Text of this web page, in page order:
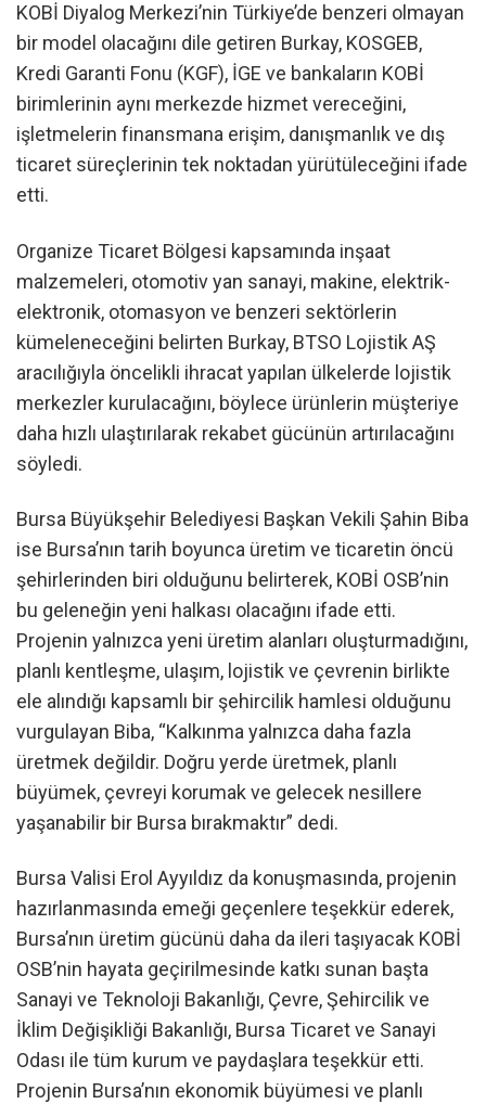
KOBİ Diyalog Merkezi’nin Türkiye’de benzeri olmayan
bir model olacağını dile getiren Burkay, KOSGEB,
Kredi Garanti Fonu (KGF), İGE ve bankaların KOBİ
birimlerinin aynı merkezde hizmet vereceğini,
işletmelerin finansmana erişim, danışmanlık ve dış
ticaret süreçlerinin tek noktadan yürütüleceğini ifade
etti.
Organize Ticaret Bölgesi kapsamında inşaat
malzemeleri, otomotiv yan sanayi, makine, elektrik-
elektronik, otomasyon ve benzeri sektörlerin
kümeleneceğini belirten Burkay, BTSO Lojistik AŞ
aracılığıyla öncelikli ihracat yapılan ülkelerde lojistik
merkezler kurulacağını, böylece ürünlerin müşteriye
daha hızlı ulaştırılarak rekabet gücünün artırılacağını
söyledi.
Bursa Büyükşehir Belediyesi Başkan Vekili Şahin Biba
ise Bursa’nın tarih boyunca üretim ve ticaretin öncü
şehirlerinden biri olduğunu belirterek, KOBİ OSB’nin
bu geleneğin yeni halkası olacağını ifade etti.
Projenin yalnızca yeni üretim alanları oluşturmadığını,
planlı kentleşme, ulaşım, lojistik ve çevrenin birlikte
ele alındığı kapsamlı bir şehircilik hamlesi olduğunu
vurgulayan Biba, “Kalkınma yalnızca daha fazla
üretmek değildir. Doğru yerde üretmek, planlı
büyümek, çevreyi korumak ve gelecek nesillere
yaşanabilir bir Bursa bırakmaktır” dedi.
Bursa Valisi Erol Ayyıldız da konuşmasında, projenin
hazırlanmasında emeği geçenlere teşekkür ederek,
Bursa’nın üretim gücünü daha da ileri taşıyacak KOBİ
OSB’nin hayata geçirilmesinde katkı sunan başta
Sanayi ve Teknoloji Bakanlığı, Çevre, Şehircilik ve
İklim Değişikliği Bakanlığı, Bursa Ticaret ve Sanayi
Odası ile tüm kurum ve paydaşlara teşekkür etti.
Projenin Bursa’nın ekonomik büyümesi ve planlı